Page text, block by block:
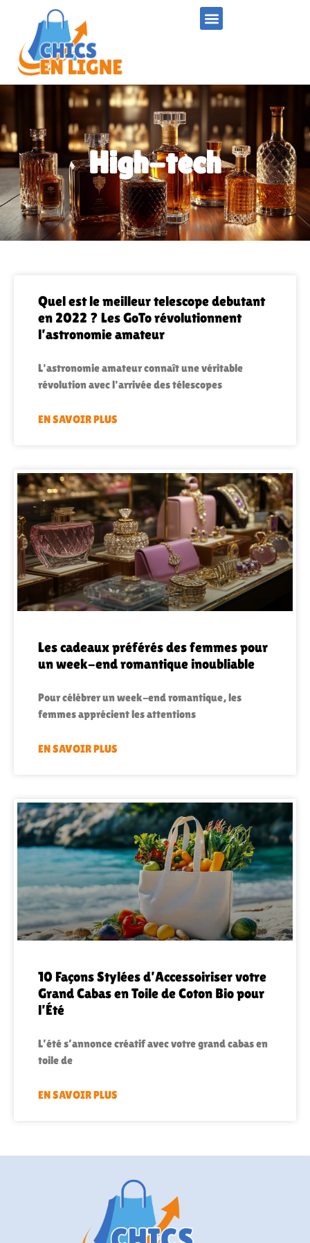
High-tech
Quel est le meilleur telescope debutant
en 2022 ? Les GoTo révolutionnent
l’astronomie amateur
L'astronomie amateur connaît une véritable
révolution avec l'arrivée des télescopes
EN SAVOIR PLUS
Les cadeaux préférés des femmes pour
un week-end romantique inoubliable
Pour célébrer un week-end romantique, les
femmes apprécient les attentions
EN SAVOIR PLUS
10 Façons Stylées d’Accessoiriser votre
Grand Cabas en Toile de Coton Bio pour
l’Été
L’été s’annonce créatif avec votre grand cabas en
toile de
EN SAVOIR PLUS